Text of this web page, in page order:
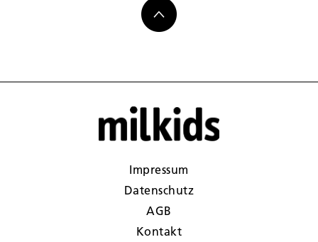
Impressum
Datenschutz
AGB
Kontakt